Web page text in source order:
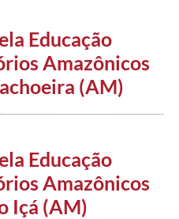
Educação
Amazônicos
(AM)
Educação
Amazônicos
Içá (AM)